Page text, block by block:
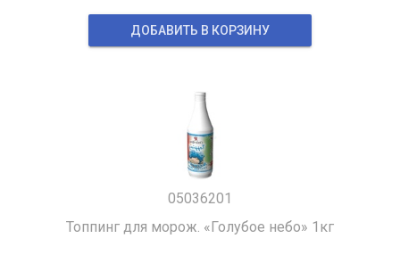
ДОБАВИТЬ В КОРЗИНУ
05036201
Топпинг для морож. «Голубое небо» 1кг